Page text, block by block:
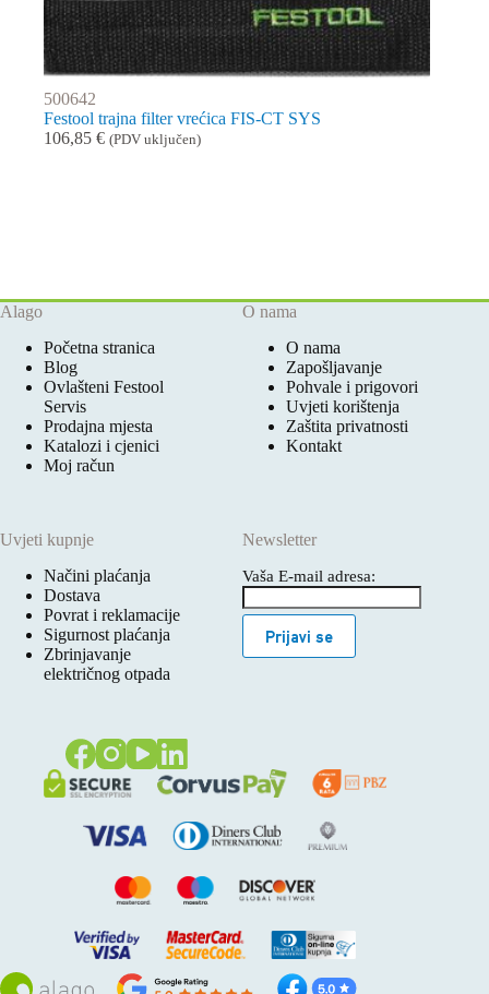
500642
Festool trajna filter vrećica FIS-CT SYS
106,85 € (PDV uključen)
Alago
Početna stranica
Blog
Ovlašteni Festool
Servis
Prodajna mjesta
Katalozi i cjenici
Moj račun
O nama
O nama
Zapošljavanje
Pohvale i prigovori
Uvjeti korištenja
Zaštita privatnosti
Kontakt
Uvjeti kupnje
Načini plaćanja
Dostava
Povrat i reklamacije
Sigurnost plaćanja
Zbrinjavanje
električnog otpada
Newsletter
Vaša E-mail adresa:
Prijavi se